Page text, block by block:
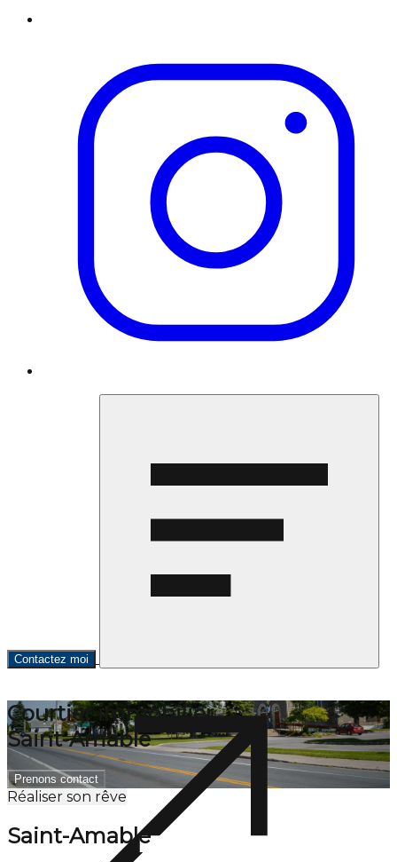
Contactez moi
Courtier immobilier
Saint-Amable
Prenons contact
Réaliser son rêve
Saint-Amable